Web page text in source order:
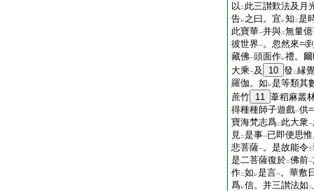
以 二 此三讃歎法及月
告レ之曰。宜 レ知 二是
此寶華一并與二無量
彼世界一。忽然來
藏佛一頭面作レ禮。
大乘一及 10 發 二縁
羅伽。如 レ是等類其
蔗竹 11 葦稻麻叢
得種種師子遊戲一供
寶海梵志爲二 此大衆一
見二是事一已即便思
悲菩薩一。是故能令三
是二菩薩復於二佛前一
作二如 レ是言一。華敷
爲レ信。并三讃法如 二